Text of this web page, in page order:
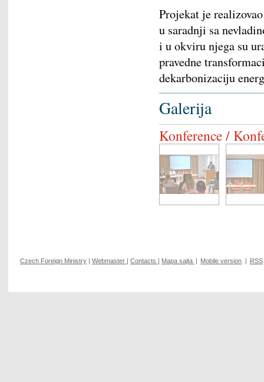
Projekat je
u saradnji sa
i u okviru njega su
pravedne
dekarbonizaciju
Galerija
Konference /
Czech Foreign Ministry Webmaster Contacts Mapa sajta Mobile version RSS